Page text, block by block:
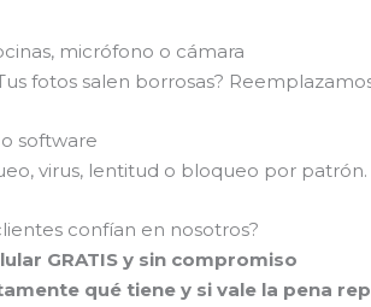
micrófono o cámara
fotos salen borrosas?
software
virus, lentitud o bloqueo por
confían en nosotros?
GRATIS y sin compromiso
qué tiene y si vale la pena